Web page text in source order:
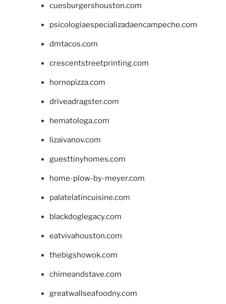
cuesburgershouston.com
psicologiaespecializadaencampeche.com
dmtacos.com
crescentstreetprinting.com
hornopizza.com
driveadragster.com
hematologa.com
lizaivanov.com
guesttinyhomes.com
home-plow-by-meyer.com
palatelatincuisine.com
blackdoglegacy.com
eatvivahouston.com
thebigshowok.com
chimeandstave.com
greatwallseafoodny.com